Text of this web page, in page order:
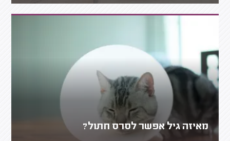
מאיזה גיל אפשר לסרס חתול?